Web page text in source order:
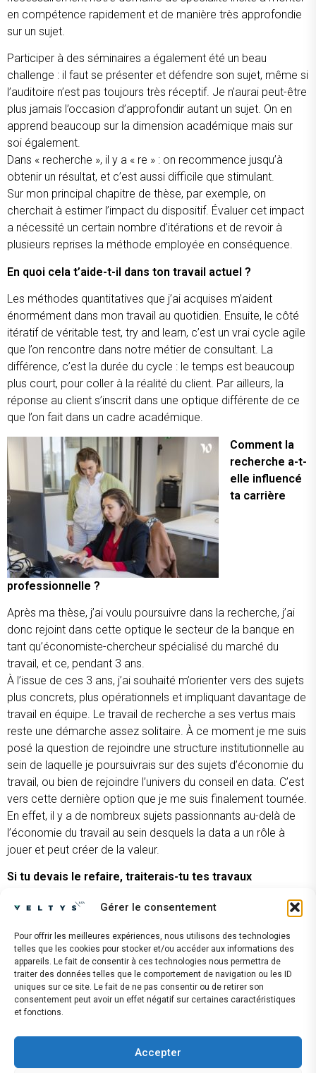
Gérer le consentement
Pour offrir les meilleures expériences, nous utilisons des technologies
telles que les cookies pour stocker et/ou accéder aux informations des
appareils. Le fait de consentir à ces technologies nous permettra de
traiter des données telles que le comportement de navigation ou les ID
uniques sur ce site. Le fait de ne pas consentir ou de retirer son
consentement peut avoir un effet négatif sur certaines caractéristiques
et fonctions.
Accepter
en compétence rapidement et de manière très approfondie
sur un sujet.
Participer à des séminaires a également été un beau
challenge : il faut se présenter et défendre son sujet, même si
l’auditoire n’est pas toujours très réceptif. Je n’aurai peut-être
plus jamais l’occasion d’approfondir autant un sujet. On en
apprend beaucoup sur la dimension académique mais sur
soi également.
Dans « recherche », il y a « re » : on recommence jusqu’à
obtenir un résultat, et c’est aussi difficile que stimulant.
Sur mon principal chapitre de thèse, par exemple, on
cherchait à estimer l’impact du dispositif. Évaluer cet impact
a nécessité un certain nombre d’itérations et de revoir à
plusieurs reprises la méthode employée en conséquence.
En quoi cela t’aide-t-il dans ton travail actuel ?
Les méthodes quantitatives que j’ai acquises m’aident
énormément dans mon travail au quotidien. Ensuite, le côté
itératif de véritable test, try and learn, c’est un vrai cycle agile
que l’on rencontre dans notre métier de consultant. La
différence, c’est la durée du cycle : le temps est beaucoup
plus court, pour coller à la réalité du client. Par ailleurs, la
réponse au client s’inscrit dans une optique différente de ce
que l’on fait dans un cadre académique.
Comment la
recherche a-t-
elle influencé
ta carrière
professionnelle ?
Après ma thèse, j’ai voulu poursuivre dans la recherche, j’ai
donc rejoint dans cette optique le secteur de la banque en
tant qu’économiste-chercheur spécialisé du marché du
travail, et ce, pendant 3 ans.
À l’issue de ces 3 ans, j’ai souhaité m’orienter vers des sujets
plus concrets, plus opérationnels et impliquant davantage de
travail en équipe. Le travail de recherche a ses vertus mais
reste une démarche assez solitaire. À ce moment je me suis
posé la question de rejoindre une structure institutionnelle au
sein de laquelle je poursuivrais sur des sujets d’économie du
travail, ou bien de rejoindre l’univers du conseil en data. C’est
vers cette dernière option que je me suis finalement tournée.
En effet, il y a de nombreux sujets passionnants au-delà de
l’économie du travail au sein desquels la data a un rôle à
jouer et peut créer de la valeur.
Si tu devais le refaire, traiterais-tu tes travaux
« sexy » du secteur privé, je les ai trouvés intéressants et cela
me semblait important de les aborder d’un point de vue
global. Je ne changerais pas la trajectoire !
Pourquoi avoir choisi de travailler pour un cabinet de
conseil en stratégie et data science plutôt que de
J’avais envie de travailler sur des choses plus concrètes,